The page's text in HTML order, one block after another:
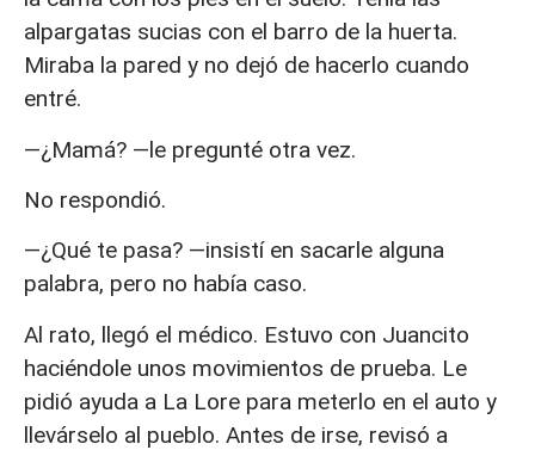
alpargatas sucias con el barro de la huerta.
Miraba la pared y no dejó de hacerlo cuando
entré.
—¿Mamá? —le pregunté otra vez.
No respondió.
—¿Qué te pasa? —insistí en sacarle alguna
palabra, pero no había caso.
Al rato, llegó el médico. Estuvo con Juancito
haciéndole unos movimientos de prueba. Le
pidió ayuda a La Lore para meterlo en el auto y
llevárselo al pueblo. Antes de irse, revisó a